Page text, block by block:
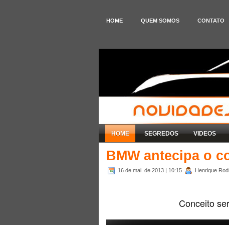
HOME QUEM SOMOS CONTATO
HOME SEGREDOS VIDEOS
BMW antecipa o
16 de mai. de 2013 | 10:15 Henrique
Conceito